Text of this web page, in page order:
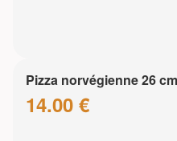
Pizza norvégienne 26 cm
14.00 €